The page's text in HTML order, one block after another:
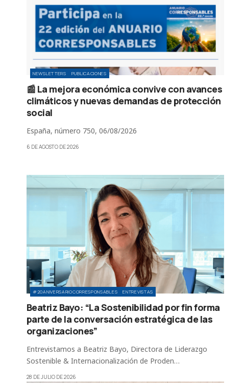
NEWSLETTERS PUBLICACIONES
📰 La mejora económica convive con avances
climáticos y nuevas demandas de protección
social
España, número 750, 06/08/2026
6 DE AGOSTO DE 2026
#20ANIVERSARIOCORRESPONSABLES ENTREVISTAS
Beatriz Bayo: “La Sostenibilidad por fin forma
parte de la conversación estratégica de las
organizaciones”
Entrevistamos a Beatriz Bayo, Directora de Liderazgo
Sostenible & Internacionalización de Proden…
28 DE JULIO DE 2026